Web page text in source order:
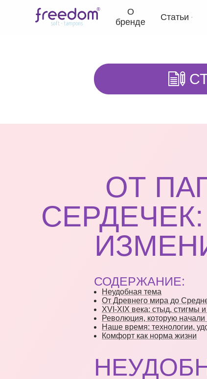
О
бренде
Статьи
ОТ
СОДЕРЖАНИЕ:
Неудобная тема
От Древнего мира до
XVI-XIX века: стыд, стигмы
Революция, которую
Наше время: технологии,
Комфорт как норма жизни